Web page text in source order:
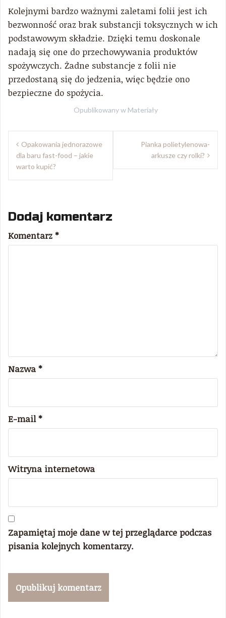
Kolejnymi bardzo ważnymi zaletami folii jest ich
bezwonność oraz brak substancji toksycznych w ich
podstawowym składzie. Dzięki temu doskonale
nadają się one do przechowywania produktów
spożywczych. Żadne substancje z folii nie
przedostaną się do jedzenia, więc będzie ono
bezpieczne do spożycia.
Opublikowany w Materiały
Nawigacja
wpisu
Opakowania jednorazowe
dla baru fast-food – jakie
warto kupić?
Pianka polietylenowa-
arkusze czy rolki?
Dodaj komentarz
Komentarz *
Nazwa *
E-mail*
Witryna internetowa
Zapamiętaj moje dane w tej przeglądarce podczas
pisania kolejnych komentarzy.